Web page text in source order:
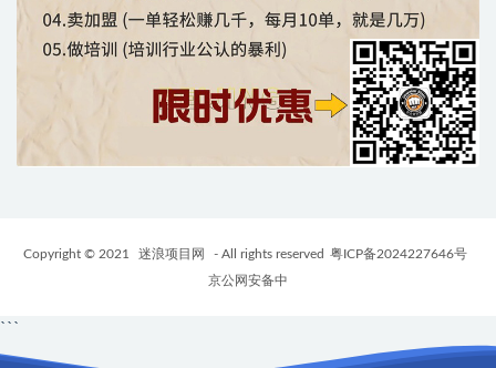
Copyright © 2021 迷浪项目网 - All rights reserved 粤ICP备2024227646号
京公网安备中
```